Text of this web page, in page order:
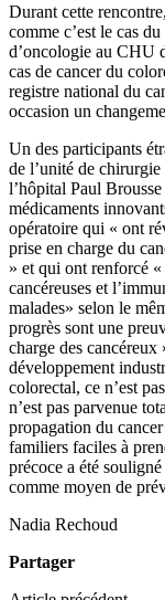
Durant cette
comme c’est le cas
d’oncologie au CHU
cas de cancer du
registre national du
occasion un
Un des participants
de l’unité de
l’hôpital Paul
médicaments
opératoire qui « ont
prise en charge du
» et qui ont renforcé
cancéreuses et
malades» selon le
progrès sont une
charge des
développement
colorectal, ce n’est
n’est pas parvenue
propagation du
familiers faciles à
précoce a été
comme moyen de
Nadia Rechoud
Partager